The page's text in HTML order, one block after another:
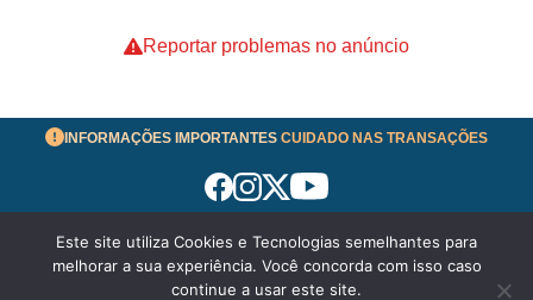
Reportar problemas no anúncio
INFORMAÇÕES IMPORTANTES CUIDADO NAS TRANSAÇÕES
Termos de Uso
© 2026 aeronavesavenda.com | Todos os Direitos
Este site utiliza Cookies e Tecnologias semelhantes para
melhorar a sua experiência. Você concorda com isso caso
continue a usar este site.